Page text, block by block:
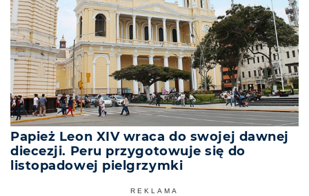
Papież Leon XIV wraca do swojej dawnej
diecezji. Peru przygotowuje się do
listopadowej pielgrzymki
REKLAMA